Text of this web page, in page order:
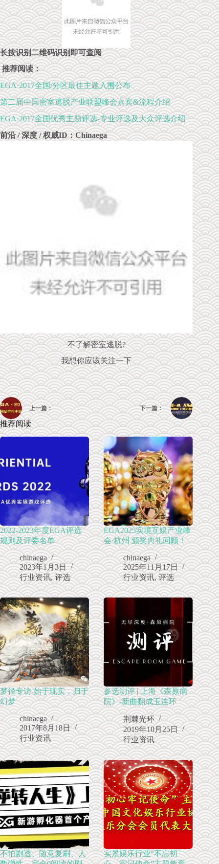
长按识别二维码识别即可查阅
推荐阅读：
EGA·2017全国/分区最佳主题入围公布
第二届中国密室逃脱产业联盟峰会嘉宾&流程介绍
EGA·2017全国优秀主题评选-专业评选及大众评选介绍
前沿/ 深度 / 权威ID：Chinaega
不了解密室逃脱?
我想你应该关注一下
上一篇： 下一篇：
推荐阅读
2022-2023年度EGA评选
规则及评委名单
chinaega
2023年1月3日
行业资讯,评选
EGA2025实境互娱产业峰
会·杭州 颁奖典礼回顾！
chinaega
2025年11月17日
行业资讯,评选
梦径专访-始于现实，归于
幻梦
chinaega
2017年8月18日
行业资讯
参选测评 | 上海《森原病
院》-新曲翻成玉连环
荆棘光环
2019年10月25日
行业资讯
不怕剧透、随意复刷、人
实景娱乐行业“不忘初